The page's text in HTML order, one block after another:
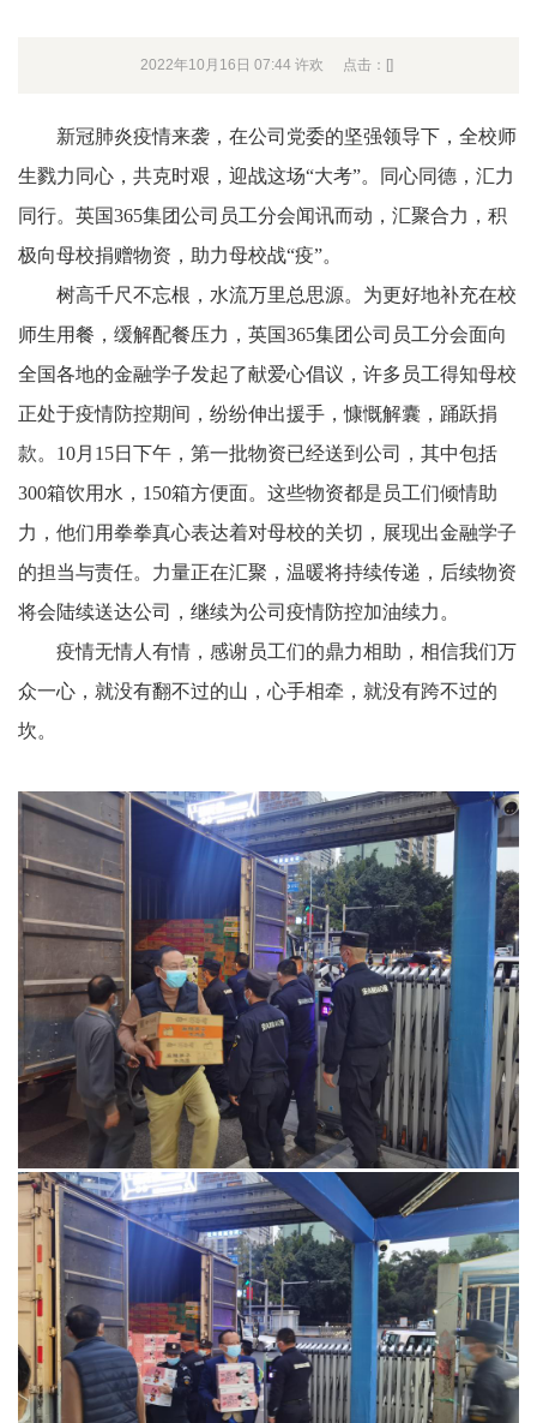
2022年10月16日 07:44 许欢 点击：[]
新冠肺炎疫情来袭，在公司党委的坚强领导下， 全校师
生戮力同心， 共克时艰， 迎战这场“大考”。
同心同德，汇力
同行。 英国365集团公司员工分会闻讯而动，汇聚合力，积
极向母校捐赠物资， 助力母校战“疫”。
树高千尺不忘根，水流万里总思源。为更好地补充在校
师生用餐，缓解配餐压力，英国365集团公司员工分会面向
全国各地的金融学子发起了献爱心倡议，许多员工得知母校
正处于疫情防控期间，纷纷伸出援手，慷慨解囊，踊跃捐
款。 10月 1 5日下午，第一批物资已经送到公司
，其中包括
300箱饮用水，150箱方便面。 这些物资都是员工们倾情助
力， 他们用拳拳真心表达着对母校的关切 ， 展现出金融学子
的担当与责任。力量正在汇聚，温暖将持续传递，后续物资
将会陆续送达公司
， 继续为公司疫情防控加油续力。
疫情无情人有情，感谢员工们的鼎力相助，相信我们万
众一心，就没有翻不过的山，心手相牵，就没有跨不过的
坎。